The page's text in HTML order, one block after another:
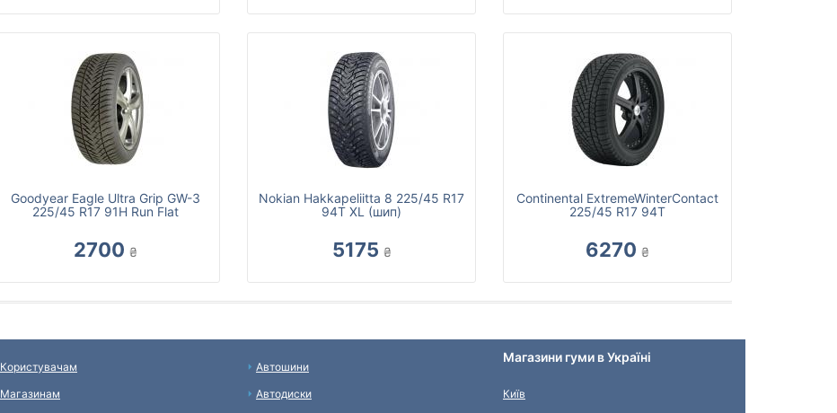
Goodyear Eagle Ultra Grip GW-3
225/45 R17 91H Run Flat
2700 ₴
Nokian Hakkapeliitta 8 225/45 R17
94T XL (шип)
5175 ₴
Continental ExtremeWinterContact
225/45 R17 94T
6270 ₴
Користувачам
Магазинам
Автошини
Автодиски
Магазини гуми в Україні
Київ